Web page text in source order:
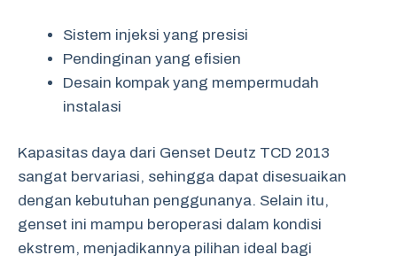
Sistem injeksi yang presisi
Pendinginan yang efisien
Desain kompak yang mempermudah
instalasi
Kapasitas daya dari Genset Deutz TCD 2013
sangat bervariasi, sehingga dapat disesuaikan
dengan kebutuhan penggunanya. Selain itu,
genset ini mampu beroperasi dalam kondisi
ekstrem, menjadikannya pilihan ideal bagi